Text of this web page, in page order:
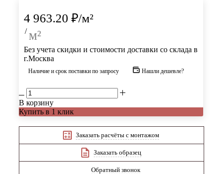
4 963.20 ₽/м²
/ м²
Без учета скидки и стоимости доставки со склада в
г.Москва
Наличие и срок поставки по запросу Нашли дешевле?
В корзину
Купить в 1 клик
Заказать расчёты с монтажом
Заказать образец
Обратный звонок